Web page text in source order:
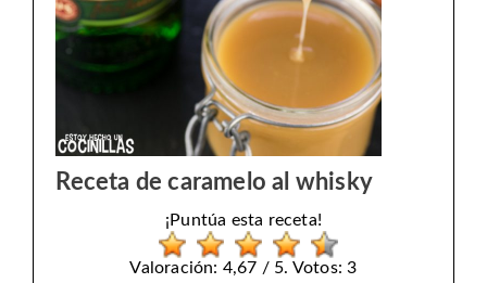
Receta de caramelo al whisky
¡Puntúa esta receta!
Valoración: 4,67 / 5. Votos: 3